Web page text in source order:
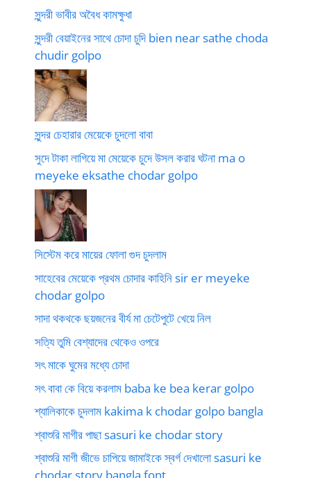
সুন্দরী ভাবীর অবৈধ কামক্ষুধা
সুন্দরী বেয়াইনের সাথে চোদা চুদি bien near sathe choda
chudir golpo
সুন্দর চেহারার মেয়েকে চুদলো বাবা
সুদে টাকা লাগিয়ে মা মেয়েকে চুদে উসল করার ঘটনা ma o
meyeke eksathe chodar golpo
সিস্টেম করে মায়ের ফোলা গুদ চুদলাম
সাহেবের মেয়েকে প্রথম চোদার কাহিনি sir er meyeke
chodar golpo
সাদা থকথকে ছয়জনের বীর্য মা চেটেপুটে খেয়ে নিল
সত্যি তুমি বেশ্যাদের থেকেও ওপরে
সৎ মাকে ঘুমের মধ্যে চোদা
সৎ বাবা কে বিয়ে করলাম baba ke bea kerar golpo
শ্যালিকাকে চুদলাম kakima k chodar golpo bangla
শ্বাশুরি মাগীর পাছা sasuri ke chodar story
শ্বাশুরি মাগী জীভে চাপিয়ে জামাইকে স্বর্গ দেখালো sasuri ke